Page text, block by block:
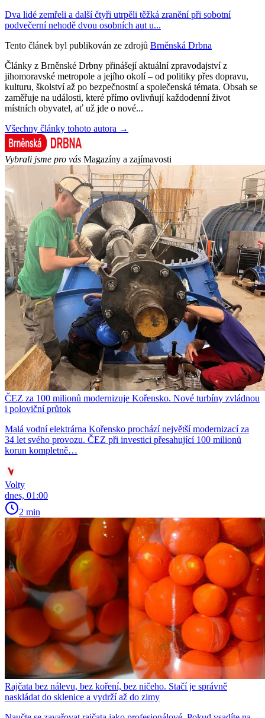
Dva lidé zemřeli a další čtyři utrpěli těžká zranění při sobotní
podvečerní nehodě dvou osobních aut u...
Tento článek byl publikován ze zdrojů Brněnská Drbna
Články z Brněnské Drbny přinášejí aktuální zpravodajství z
jihomoravské metropole a jejího okolí – od politiky přes dopravu,
kulturu, školství až po bezpečnostní a společenská témata. Obsah se
zaměřuje na události, které přímo ovlivňují každodenní život
místních obyvatel, ať už jde o nové...
Všechny články tohoto autora →
Vybrali jsme pro vás Magazíny a zajímavosti
ČEZ za 100 milionů modernizuje Kořensko. Nové turbíny zvládnou
i poloviční průtok
Malá vodní elektrárna Kořensko prochází největší modernizací za
34 let svého provozu. ČEZ při investici přesahující 100 milionů
korun kompletně…
Volty
dnes, 01:00
2 min
Rajčata bez nálevu, bez koření, bez ničeho. Stačí je správně
naskládat do sklenice a vydrží až do zimy